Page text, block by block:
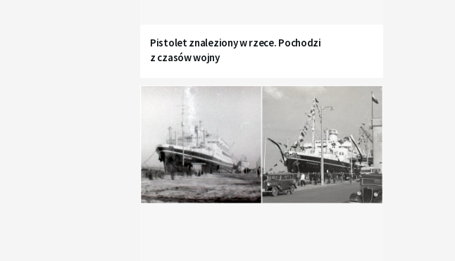
Pistolet znaleziony w rzece. Pochodzi
z czasów wojny